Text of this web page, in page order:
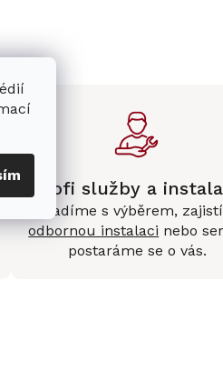
Profi služby a
Poradíme s výběrem,
odbornou instalaci nebo
postaráme se o vás.